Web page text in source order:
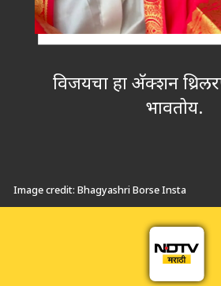
Image credit: Bhagyashri Borse Insta
विजयचा हा अ‍ॅक्शन
भावतोय.